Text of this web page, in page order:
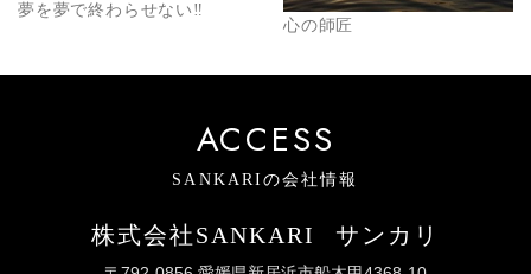
夢を夢で終わらせない‼️
心の師匠
ACCESS
SANKARIの会社情報
株式会社SANKARI サンカリ